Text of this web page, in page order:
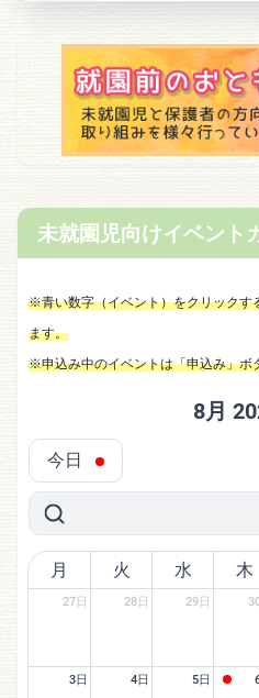
未就園児向けイベント
※青い数字（イベント）をクリックす
ます。
※申込み中のイベントは「申込み」ボ
今日
8月
月 火 水 木
27日 28日 29日
3日 4日 5日